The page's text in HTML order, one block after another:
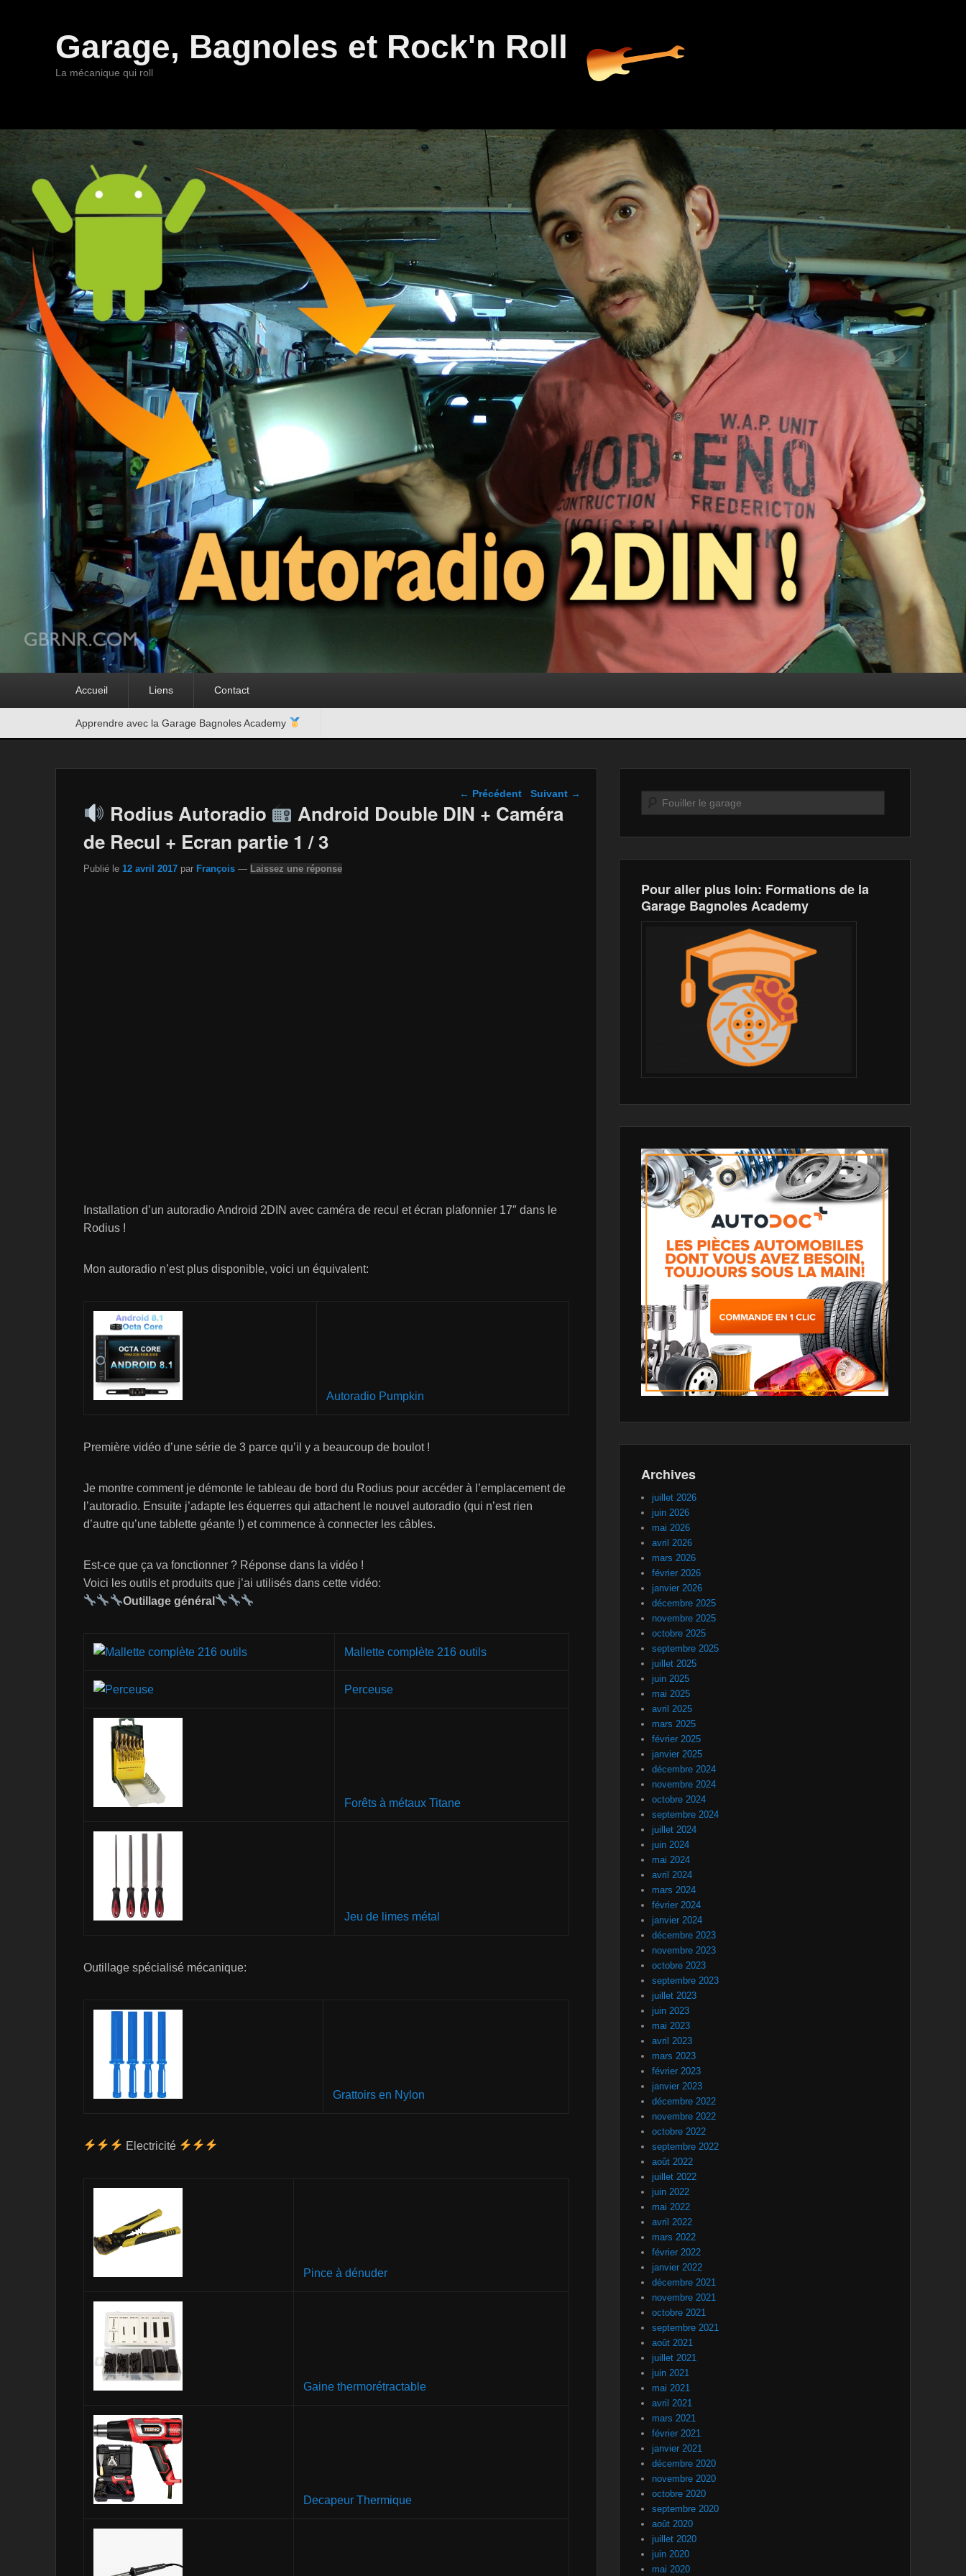
Garage, Bagnoles et Rock'n Roll
La mécanique qui roll
Accueil Liens Contact
Apprendre avec la Garage Bagnoles Academy
Navigation dans les
articles
← Précédent Suivant →
Rodius Autoradio
Android Double DIN + Caméra
de Recul + Ecran partie 1 / 3
Publié le 12 avril 2017 par François — Laissez une réponse
Installation d’un autoradio Android 2DIN avec caméra de recul et écran plafonnier 17″ dans le
Rodius !
Mon autoradio n’est plus disponible, voici un équivalent:
Autoradio Pumpkin
Première vidéo d’une série de 3 parce qu’il y a beaucoup de boulot !
Je montre comment je démonte le tableau de bord du Rodius pour accéder à l’emplacement de
l’autoradio. Ensuite j’adapte les équerres qui attachent le nouvel autoradio (qui n’est rien
d’autre qu’une tablette géante !) et commence à connecter les câbles.
Est-ce que ça va fonctionner ? Réponse dans la vidéo !
Voici les outils et produits que j’ai utilisés dans cette vidéo:
Outillage général
Mallette complète 216 outils
Perceuse
Forêts à métaux Titane
Jeu de limes métal
Outillage spécialisé mécanique:
Grattoirs en Nylon
Electricité
Pince à dénuder
Gaine thermorétractable
Decapeur Thermique
Recherche
Pour aller plus loin: Formations de la
Garage Bagnoles Academy
Archives
juillet 2026
juin 2026
mai 2026
avril 2026
mars 2026
février 2026
janvier 2026
décembre 2025
novembre 2025
octobre 2025
septembre 2025
juillet 2025
juin 2025
mai 2025
avril 2025
mars 2025
février 2025
janvier 2025
décembre 2024
novembre 2024
octobre 2024
septembre 2024
juillet 2024
juin 2024
mai 2024
avril 2024
mars 2024
février 2024
janvier 2024
décembre 2023
novembre 2023
octobre 2023
septembre 2023
juillet 2023
juin 2023
mai 2023
avril 2023
mars 2023
février 2023
janvier 2023
décembre 2022
novembre 2022
octobre 2022
septembre 2022
août 2022
juillet 2022
juin 2022
mai 2022
avril 2022
mars 2022
février 2022
janvier 2022
décembre 2021
novembre 2021
octobre 2021
septembre 2021
août 2021
juillet 2021
juin 2021
mai 2021
avril 2021
mars 2021
février 2021
janvier 2021
décembre 2020
novembre 2020
octobre 2020
septembre 2020
août 2020
juillet 2020
juin 2020
mai 2020